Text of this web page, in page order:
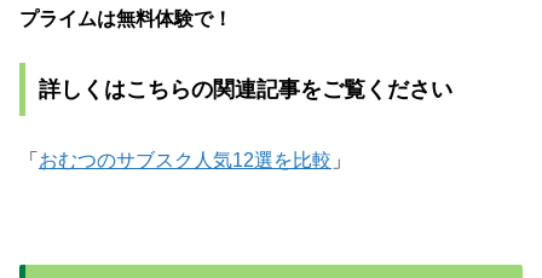
プライムは無料体験で！
詳しくはこちらの関連記事をご覧ください
「 おむつのサブスク人気12選を比較 」